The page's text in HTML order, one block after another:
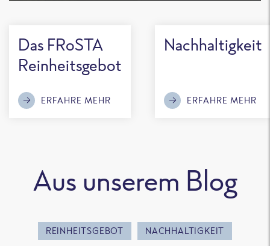
Das FRoSTA
Reinheitsgebot
ERFAHRE MEHR
Nachhaltigkeit
ERFAHRE MEHR
Aus unserem Blog
REINHEITSGEBOT NACHHALTIGKEIT